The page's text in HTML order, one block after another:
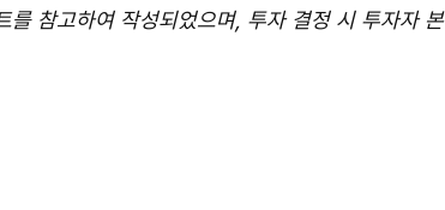
참고하여 작성되었으며, 투자 결정 시 투자자 본